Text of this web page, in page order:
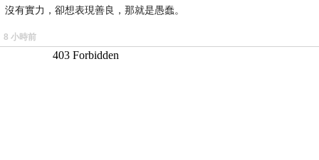
沒有實力，卻想表現善良，那就是愚蠢。
8 小時前